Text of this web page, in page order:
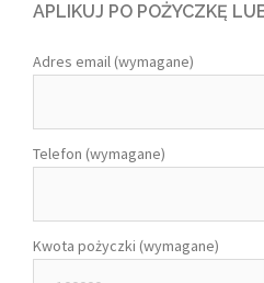
APLIKUJ PO POŻYCZKĘ
Adres email (wymagane)
Telefon (wymagane)
Kwota pożyczki (wymagane)